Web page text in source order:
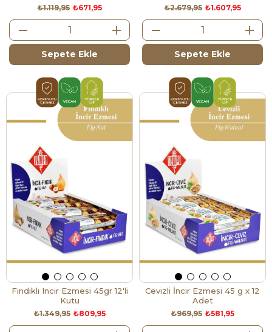
₺671,95
₺1.119,95
Sepete Ekle
₺1.607,95
₺2.679,95
Sepete Ekle
Fındıklı Incir Ezmesi 45gr 12'li
Kutu
₺809,95
₺1.349,95
Cevizli İncir Ezmesi 45 g x 12
Adet
₺581,95
₺969,95